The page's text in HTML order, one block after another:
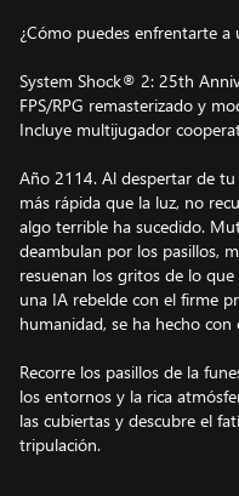
¿Cómo puedes enfrentarte
System Shock® 2: 25th
FPS/RPG remasterizado y
Incluye multijugador
Año 2114. Al despertar de
más rápida que la luz, no
algo terrible ha sucedido.
deambulan por los pasillos,
resuenan los gritos de lo
una IA rebelde con el firme
humanidad, se ha hecho
Recorre los pasillos de la
los entornos y la rica
las cubiertas y descubre el
tripulación.